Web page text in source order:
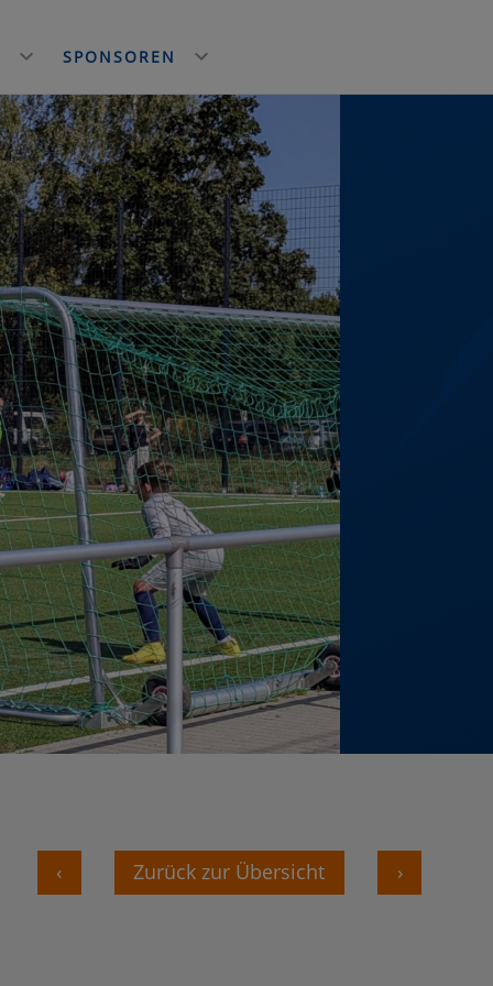
SPONSOREN
‹ Zurück zur Übersicht ›